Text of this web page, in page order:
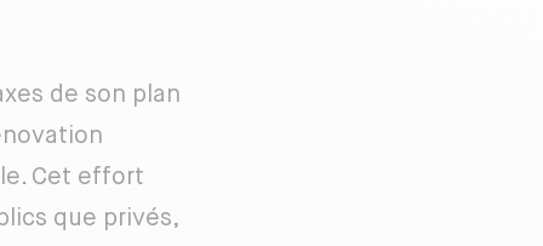
de son plan
Cet effort
que privés,